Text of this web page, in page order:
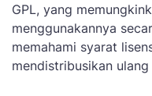
GPL, yang
menggunakannya
memahami syarat
mendistribusikan